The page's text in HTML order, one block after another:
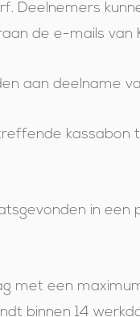
Deelnemers
de e-mails van
aan deelname
kassabon
in
met een
binnen 14